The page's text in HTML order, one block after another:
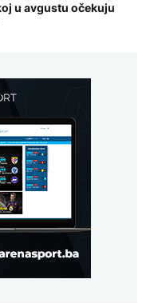
u avgustu očekuju